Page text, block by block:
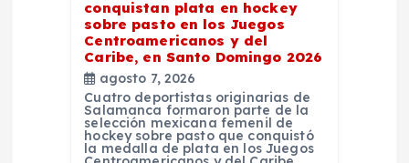
conquistan plata en hockey
sobre pasto en los Juegos
Centroamericanos y del
Caribe, en Santo Domingo 2026
agosto 7, 2026
Cuatro deportistas originarias de
Salamanca formaron parte de la
selección mexicana femenil de
hockey sobre pasto que conquistó
la medalla de plata en los Juegos